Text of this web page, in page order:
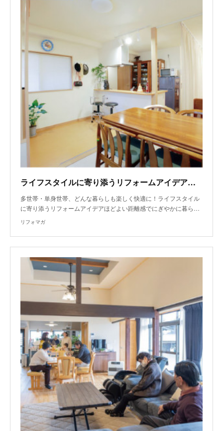
ライフスタイルに寄り添うリフォームアイデア～ほどよい「距離感」を大切にした3階建ての二世帯リフォーム
多世帯・単身世帯、どんな暮らしも楽しく快適に！ライフスタイル
に寄り添うリフォームアイデアほどよい距離感でにぎやかに暮ら…
リフォマガ